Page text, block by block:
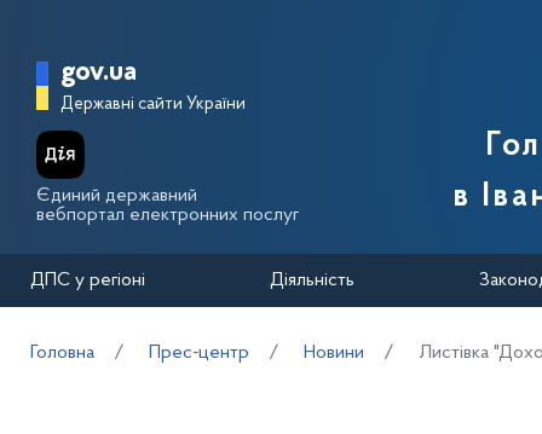
Головна сторінка Державної
gov.ua
Державні сайти України
Єдиний державний
вебпортал електронних послуг
в
ДПС у регіоні Діяльність
Головна Прес-центр Новини Листівка